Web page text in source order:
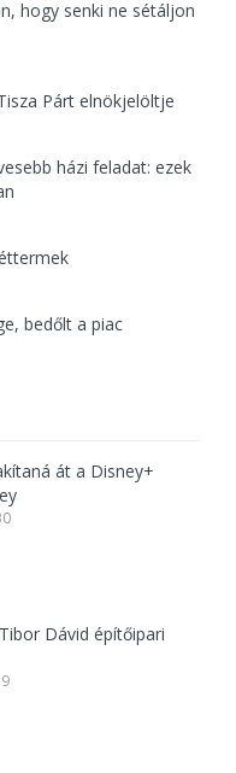
hogy senki ne sétáljon
Párt elnökjelöltje
házi feladat: ezek
bedőlt a piac
át a Disney+
Dávid építőipari